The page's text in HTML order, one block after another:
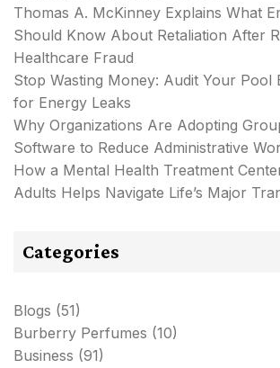
Thomas A. McKinney Explains What
Should Know About Retaliation After
Healthcare Fraud
Stop Wasting Money: Audit Your Pool
for Energy Leaks
Why Organizations Are Adopting
Software to Reduce Administrative
How a Mental Health Treatment
Adults Helps Navigate Life’s Major
Categories
Blogs (51)
Burberry Perfumes (10)
Business (91)